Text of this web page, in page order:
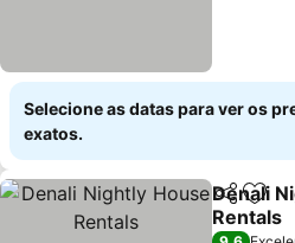
Selecione as datas para ver os
exatos.
Partilhar
Denali
Rentals